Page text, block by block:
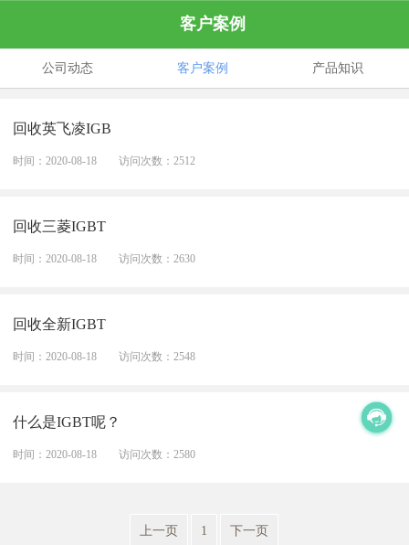
客户案例
公司动态 客户案例 产品知识
回收英飞凌IGB
时间：2020-08-18 访问次数：2512
回收三菱IGBT
时间：2020-08-18 访问次数：2630
回收全新IGBT
时间：2020-08-18 访问次数：2548
什么是IGBT呢？
时间：2020-08-18 访问次数：2580
上一页 1 下一页